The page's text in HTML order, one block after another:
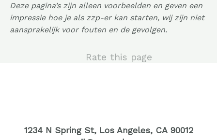
Deze pagina’s zijn alleen voorbeelden en geven een
impressie hoe je als zzp-er kan starten, wij zijn niet
aansprakelijk voor fouten en de gevolgen.
Rate this page
1234 N Spring St, Los Angeles, CA 90012